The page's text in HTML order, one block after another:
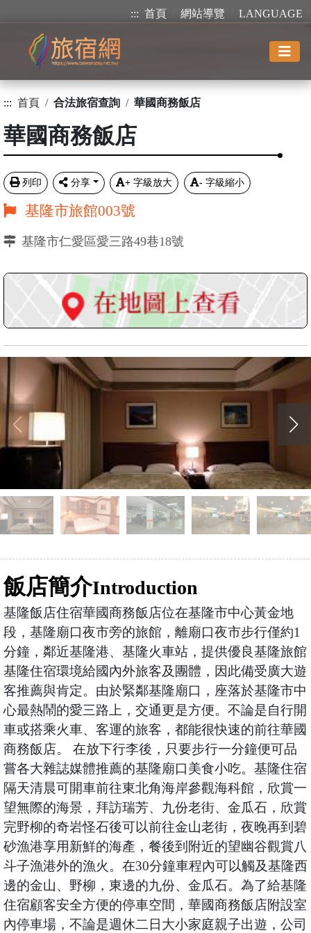
::: 首頁 網站導覽 LANGUAGE
::: 首頁 合法旅宿查詢 華國商務飯店
華國商務飯店
列印 分享 + 字級放大 - 字級縮小
基隆市旅館003號
基隆市仁愛區愛三路49巷18號
飯店簡介Introduction
基隆飯店住宿華國商務飯店位在基隆市中心黃金地
段，基隆廟口夜市旁的旅館，離廟口夜市步行僅約1
分鐘，鄰近基隆港、基隆火車站，提供優良基隆旅館
基隆住宿環境給國內外旅客及團體，因此備受廣大遊
客推薦與肯定。由於緊鄰基隆廟口，座落於基隆市中
心最熱鬧的愛三路上，交通更是方便。不論是自行開
車或搭乘火車、客運的旅客，都能很快速的前往華國
商務飯店。 在放下行李後，只要步行一分鐘便可品
嘗各大雜誌媒體推薦的基隆廟口美食小吃。基隆住宿
隔天清晨可開車前往東北角海岸參觀海科館，欣賞一
望無際的海景，拜訪瑞芳、九份老街、金瓜石，欣賞
完野柳的奇岩怪石後可以前往金山老街，夜晚再到碧
砂漁港享用新鮮的海產，餐後到附近的望幽谷觀賞八
斗子漁港外的漁火。在30分鐘車程內可以觸及基隆西
邊的金山、野柳，東邊的九份、金瓜石。為了給基隆
住宿顧客安全方便的停車空間，華國商務飯店附設室
內停車場，不論是週休二日大小家庭親子出遊，公司